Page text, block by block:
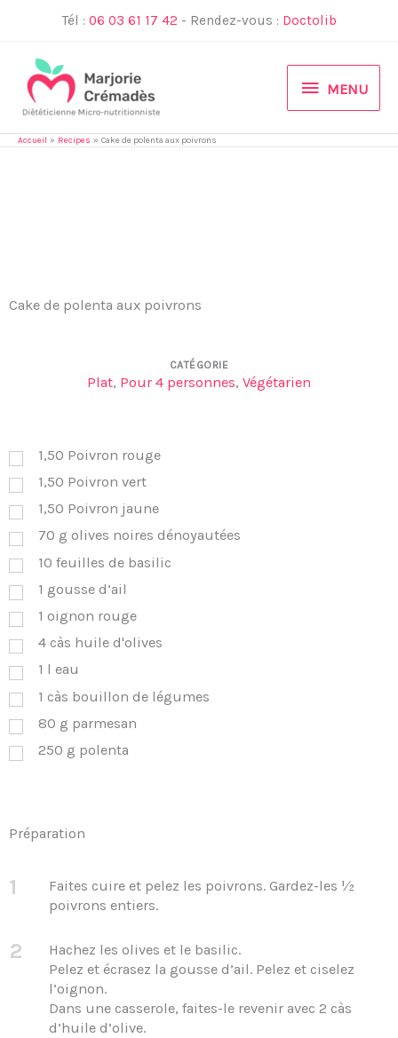
Tél : 06 03 61 17 42 - Rendez-vous : Doctolib
MENU
MENU
Accueil Recipes Cake de polenta aux poivrons
Cake de polenta aux poivrons
CATÉGORIE
Plat, Pour 4 personnes, Végétarien
1,50 Poivron rouge
1,50 Poivron vert
1,50 Poivron jaune
70 g olives noires dénoyautées
10 feuilles de basilic
1 gousse d’ail
1 oignon rouge
4 càs huile d'olives
1 l eau
1 càs bouillon de légumes
80 g parmesan
250 g polenta
Préparation
1
Faites cuire et pelez les poivrons. Gardez-les ½
poivrons entiers.
2
Hachez les olives et le basilic.
Pelez et écrasez la gousse d’ail. Pelez et ciselez
l’oignon.
Dans une casserole, faites-le revenir avec 2 càs
d’huile d’olive.